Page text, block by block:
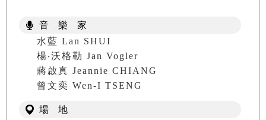
音 樂 家
水藍 Lan SHUI
楊‧沃格勒 Jan Vogler
蔣啟真 Jeannie CHIANG
曾文奕 Wen-I TSENG
場 地